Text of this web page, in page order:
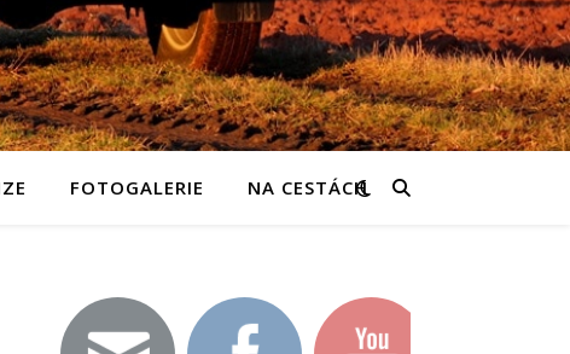
FOTOGALERIE NA CESTÁCH